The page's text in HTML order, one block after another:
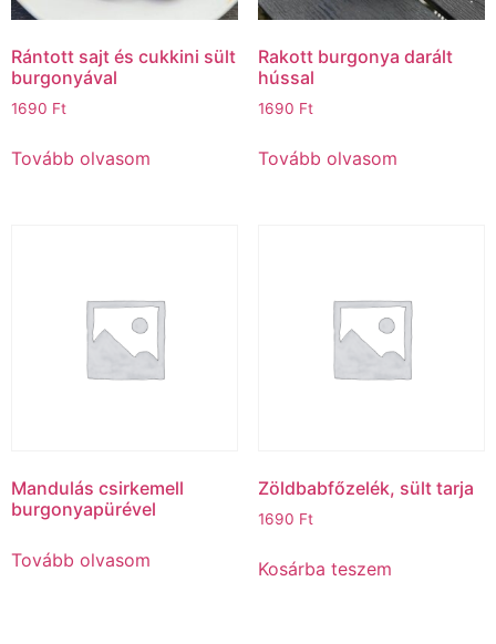
Rántott sajt és cukkini sült
burgonyával
1690 Ft
Tovább olvasom
Rakott burgonya darált
hússal
1690 Ft
Tovább olvasom
Mandulás csirkemell
burgonyapürével
Tovább olvasom
Zöldbabfőzelék, sült tarja
1690 Ft
Kosárba teszem